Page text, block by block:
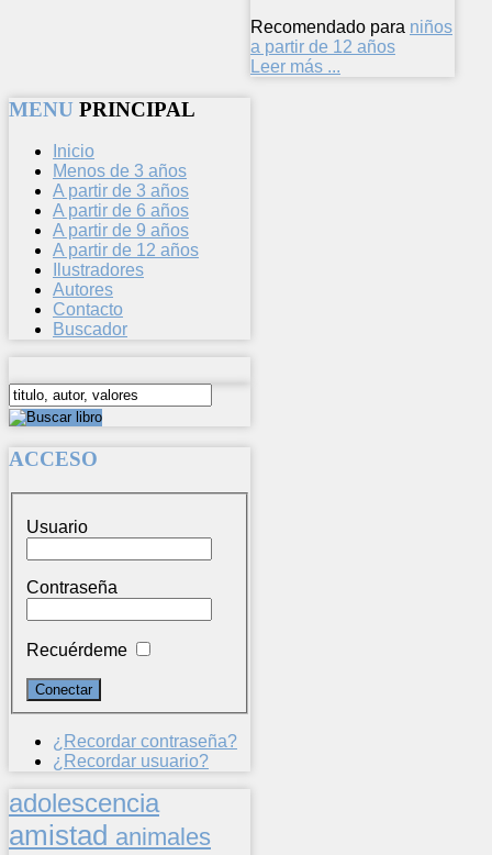
Recomendado para niños
a partir de 12 años
Leer más ...
MENU PRINCIPAL
Inicio
Menos de 3 años
A partir de 3 años
A partir de 6 años
A partir de 9 años
A partir de 12 años
Ilustradores
Autores
Contacto
Buscador
ACCESO
Usuario
Contraseña
Recuérdeme
¿Recordar contraseña?
¿Recordar usuario?
adolescencia
amistad animales